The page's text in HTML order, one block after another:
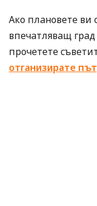
Ако плановете ви
впечатляващ
прочетете
отганизирате